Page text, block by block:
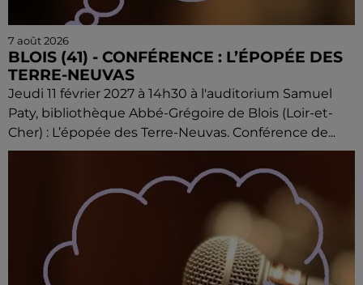
7 août 2026
BLOIS (41) - CONFÉRENCE : L’ÉPOPÉE DES
TERRE-NEUVAS
Jeudi 11 février 2027 à 14h30 à l'auditorium Samuel
Paty, bibliothèque Abbé-Grégoire de Blois (Loir-et-
Cher) : L’épopée des Terre-Neuvas. Conférence de...